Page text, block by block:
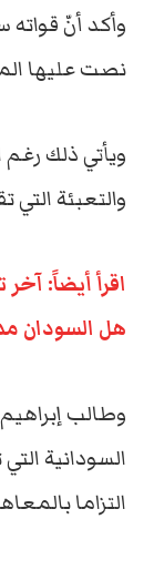
وأكد أنّ
نصت عليها
ويأتي ذلك
والتعبئة التي
اقرأ أيضاً: آخر
هل السودان
وطالب
السودانية
التزاما